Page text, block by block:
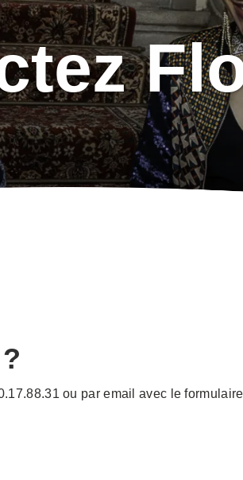
ou par email avec le